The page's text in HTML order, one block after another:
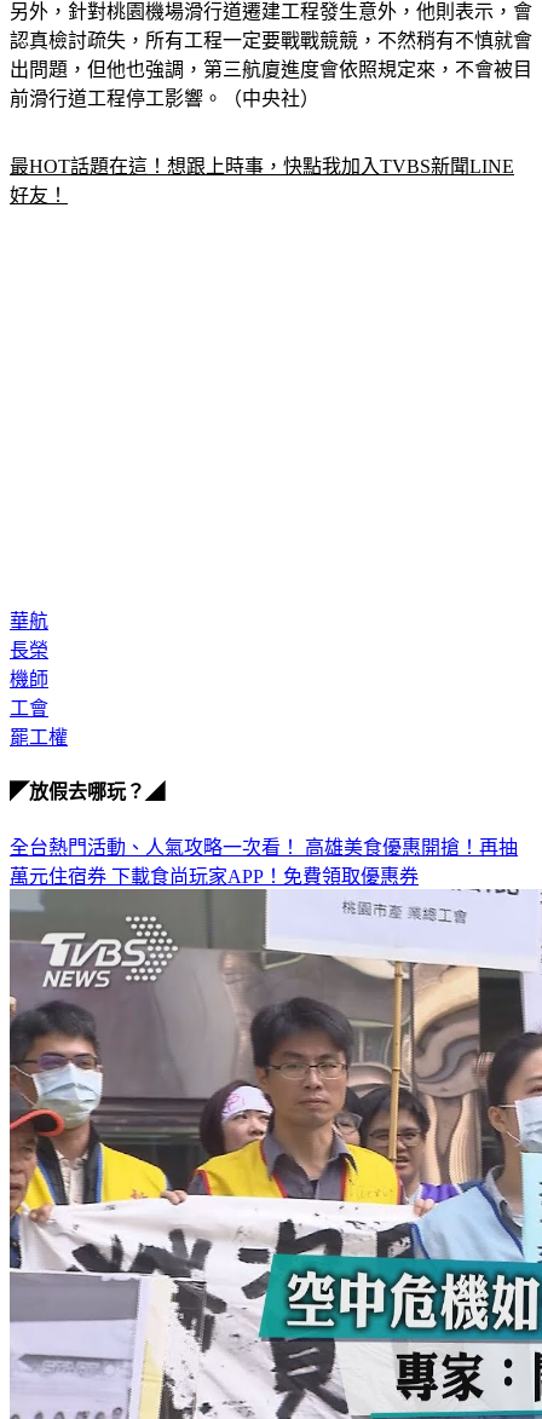
另外，針對桃園機場滑行道遷建工程發生意外，他則表示，會
認真檢討疏失，所有工程一定要戰戰競競，不然稍有不慎就會
出問題，但他也強調，第三航廈進度會依照規定來，不會被目
前滑行道工程停工影響。（中央社）
最HOT話題在這！想跟上時事，快點我加入TVBS新聞LINE
好友！
華航
長榮
機師
工會
罷工權
◤放假去哪玩？◢
全台熱門活動、人氣攻略一次看！ 高雄美食優惠開搶！再抽
萬元住宿券 下載食尚玩家APP！免費領取優惠券